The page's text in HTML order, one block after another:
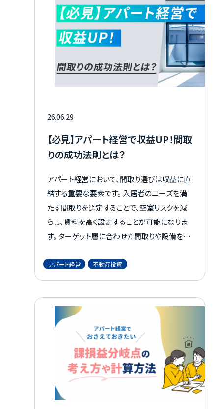
ます。
26.06.29
【必見】アパート経営で収益UP！間取
りの成功法則とは？
アパート経営において、間取り選びは収益に直
結する重要な要素です。 入居者のニーズを満
たす間取りを選定することで、空室リスクを減
らし、賃料を高く設定することが可能になりま
す。 ターゲット層に合わせた間取りや設備を提
では単身者向けのワンルームや1K、郊外では
ファミリー層向けの2LDKや3LDKが好まれま
ーゲット層別のおすすめ間取りについて詳しく
解説します。
アパート経営 不動産投資